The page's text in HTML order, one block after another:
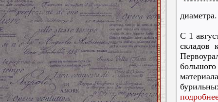
диаметра.
С 1
складов